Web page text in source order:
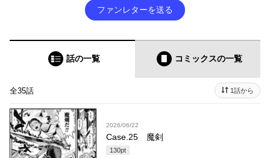
ファンレターを送る
話の一覧 コミックスの一覧
全35話 1話から
2026/06/22
Case.25 魔剣
130pt